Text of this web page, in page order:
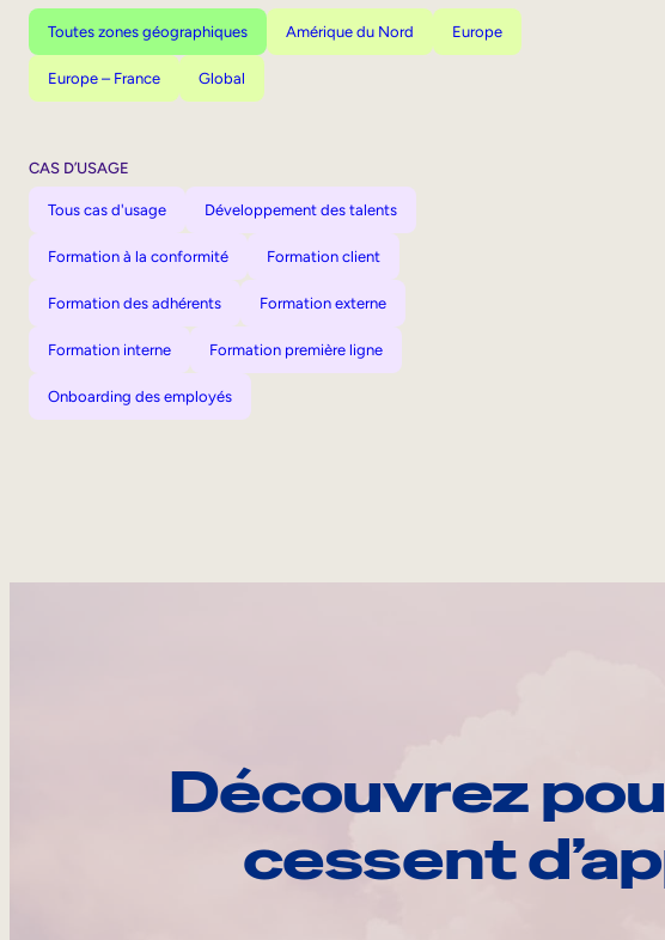
Toutes zones géographiques Amérique du Nord Europe
Europe – France Global
CAS D’USAGE
Tous cas d'usage Développement des talents
Formation à la conformité Formation client
Formation des adhérents Formation externe
Formation interne Formation première ligne
Onboarding des employés
Découvrez
cessent